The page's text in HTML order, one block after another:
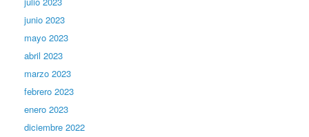
junio 2023
mayo 2023
abril 2023
marzo 2023
febrero 2023
enero 2023
diciembre 2022